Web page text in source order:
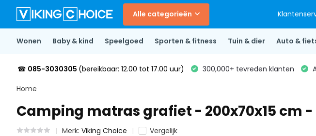
Alle categorieën
Wonen Baby & kind Speelgoed Sporten & fitness Tuin & dier Auto &
☎ 085-3030305 (bereikbaar: 12.00 tot 17.00 uur) 300,000+ tevreden klanten
Home
Camping matras grafiet - 200x70x15 cm -
Merk: Viking Choice Vergelijk